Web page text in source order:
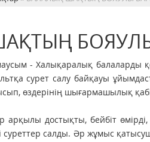
- Халықаралық балаларды
сурет салу байқауы
өздерінің шығармашылық
арқылы достықты, бейбіт
суреттер салды. Әр жұмыс